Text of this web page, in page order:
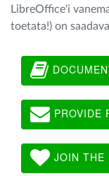
LibreOffice'i
toetata!) on saadaval
PROVIDE
JOIN THE